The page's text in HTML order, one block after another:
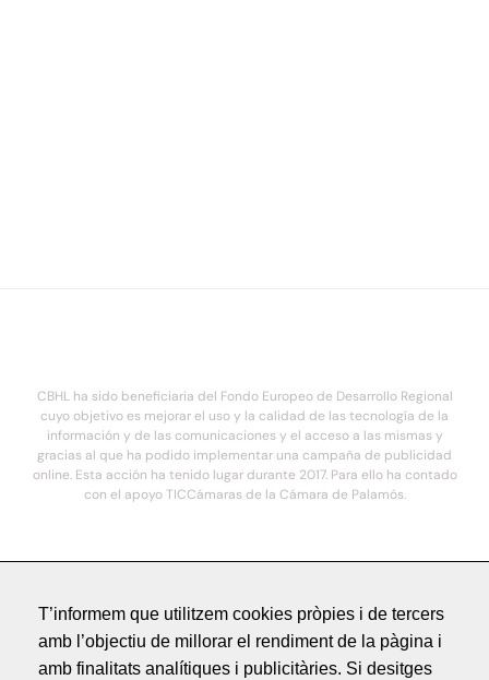
CBHL ha sido beneficiaria del Fondo Europeo de Desarrollo Regional
cuyo objetivo es mejorar el uso y la calidad de las tecnología de la
información y de las comunicaciones y el acceso a las mismas y
gracias al que ha podido implementar una campaña de publicidad
online. Esta acción ha tenido lugar durante 2017. Para ello ha contado
con el apoyo TICCámaras de la Cámara de Palamós.
Política de Privacitat
T’informem que utilitzem cookies pròpies i de tercers
amb l’objectiu de millorar el rendiment de la pàgina i
amb finalitats analítiques i publicitàries. Si desitges